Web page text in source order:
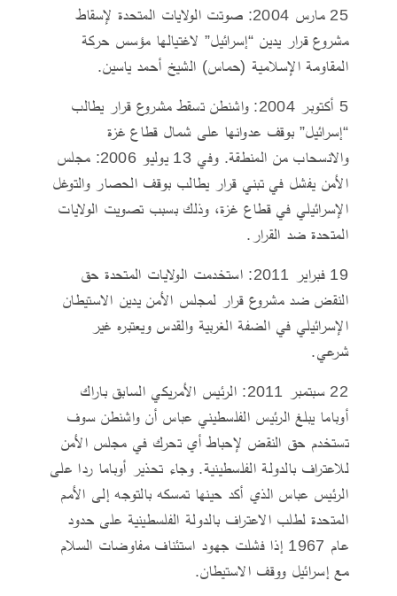
25 مارس 2004: صوتت الولايات المتحدة لإسقاط
مشروع قرار يدين “إسرائيل” لاغتيالها مؤسس حركة
المقاومة الإسلامية (حماس) الشيخ أحمد ياسين.
5 أكتوبر 2004: واشنطن تسقط مشروع قرار يطالب
“إسرائيل” بوقف عدوانها على شمال قطاع غزة
والانسحاب من المنطقة. وفي 13 يوليو 2006: مجلس
الأمن يفشل في تبني قرار يطالب بوقف الحصار والتوغل
الإسرائيلي في قطاع غزة، وذلك بسبب تصويت الولايات
المتحدة ضد القرار.
19 فبراير 2011: استخدمت الولايات المتحدة حق
النقض ضد مشروع قرار لمجلس الأمن يدين الاستيطان
الإسرائيلي في الضفة الغربية والقدس ويعتبره غير
شرعي.
22 سبتمبر 2011: الرئيس الأمريكي السابق باراك
أوباما يبلغ الرئيس الفلسطيني عباس أن واشنطن سوف
تستخدم حق النقض لإحباط أي تحرك في مجلس الأمن
للاعتراف بالدولة الفلسطينية. وجاء تحذير أوباما ردا على
الرئيس عباس الذي أكد حينها تمسكه بالتوجه إلى الأمم
المتحدة لطلب الاعتراف بالدولة الفلسطينية على حدود
عام 1967 إذا فشلت جهود استئناف مفاوضات السلام
مع إسرائيل ووقف الاستيطان.